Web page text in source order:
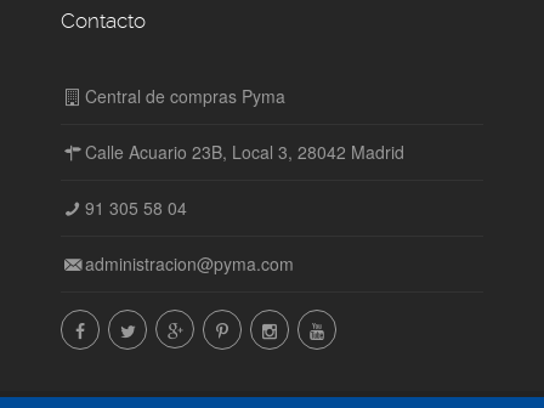
Contacto
Central de compras Pyma
Calle Acuario 23B, Local 3, 28042 Madrid
91 305 58 04
administracion@pyma.com